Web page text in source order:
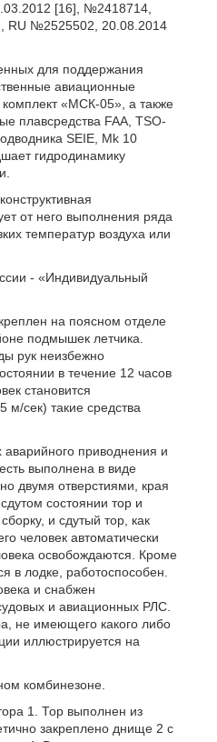
[16], №2418714,
RU №2525502, 20.08.2014
для поддержания
авиационные
«МСК-05», а также
плавсредства FAA, TSO-
SEIE, Mk 10
гидродинамику
от него выполнения ряда
температур воздуха или
- «Индивидуальный
на поясном отделе
подмышек летчика.
рук неизбежно
в течение 12 часов
становится
м/сек) такие средства
приводнения и
выполнена в виде
двумя отверстиями, края
состоянии тор и
и сдутый тор, как
человек автоматически
освобождаются. Кроме
в лодке, работоспособен.
и снабжен
и авиационных РЛС.
не имеющего какого либо
иллюстрируется на
комбинезоне.
1. Тор выполнен из
закреплено днище 2 с